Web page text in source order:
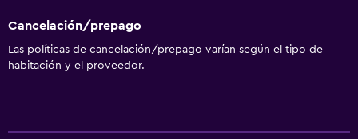
Mostrador de información turística
Recepción 24 horas
TV por cable o vía satélite
Cancelación/prepago
Las políticas de cancelación/prepago varían según el tipo de
habitación y el proveedor.